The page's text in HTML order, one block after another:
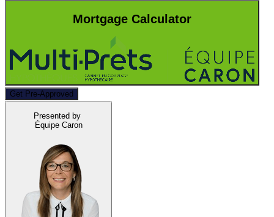
Mortgage Calculator
Get Pre-Approved
Presented by
Équipe Caron